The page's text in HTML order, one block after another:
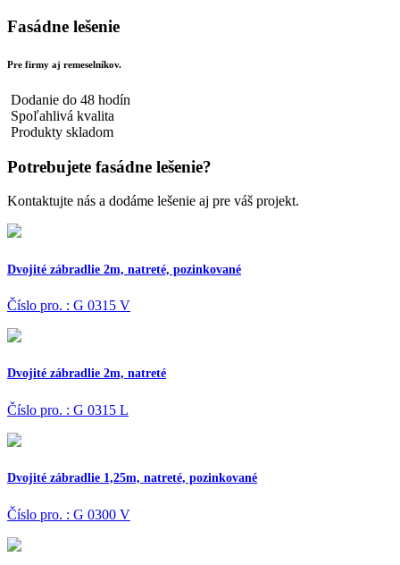
Fasádne lešenie
Pre firmy aj remeselníkov.
Dodanie do 48 hodín
Spoľahlivá kvalita
Produkty skladom
Potrebujete fasádne lešenie?
Kontaktujte nás a dodáme lešenie aj pre váš projekt.
Dvojité zábradlie 2m, natreté, pozinkované
Číslo pro. : G 0315 V
Dvojité zábradlie 2m, natreté
Číslo pro. : G 0315 L
Dvojité zábradlie 1,25m, natreté, pozinkované
Číslo pro. : G 0300 V